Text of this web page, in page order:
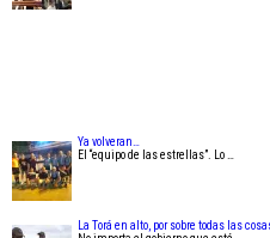
Ya volveran…
El “equipo de las estrellas”. Lo …
La Torá en alto, por sobre todas las